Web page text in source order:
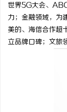
世界5G大会、
力；金融领域，为
美的、海信合作超
立品牌口碑；文旅